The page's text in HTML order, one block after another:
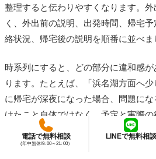
整理すると伝わりやすくなります。
く、外出前の説明、出発時間、帰宅
絡状況、帰宅後の説明を順番に並べま
時系列にすると、どの部分に違和感
ります。たとえば、「浜名湖方面へ
に帰宅が深夜になった場合、問題に
けたこと自体ではなく、予定と実際
電話で無料相談
(年中無休/9: 00～21: 00）
LINEで無料相談